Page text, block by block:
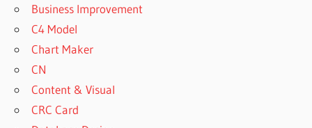
Business Improvement
C4 Model
Chart Maker
CN
Content & Visual
CRC Card